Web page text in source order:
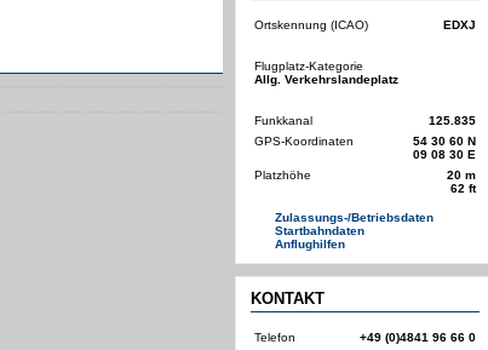
Ortskennung (ICAO) EDXJ
Flugplatz-Kategorie
Allg. Verkehrslandeplatz
Funkkanal
125.835
GPS-Koordinaten
54 30 60 N
09 08 30 E
Platzhöhe
20 m
62 ft
Zulassungs-/Betriebsdaten
Startbahndaten
Anflughilfen
KONTAKT
Telefon
+49 (0)4841 96 66 0